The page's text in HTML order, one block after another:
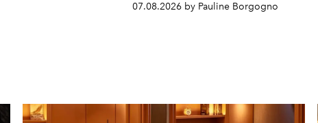
07.08.2026 by Pauline Borgogno